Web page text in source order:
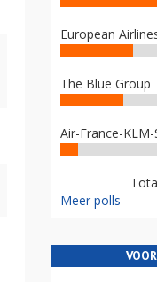
European
The Blue Group
Air-France-KLM-
Meer polls